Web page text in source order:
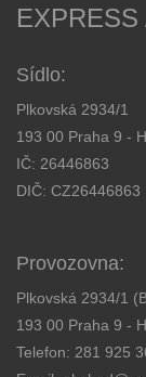
Sídlo:
Plkovská 2934/1
193 00 Praha 9 -
IČ: 26446863
DIČ: CZ26446863
Provozovna:
Plkovská 2934/1
193 00 Praha 9 -
Telefon: 281 925